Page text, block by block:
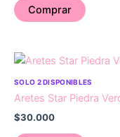
Comprar
SOLO 2 DISPONIBLES
Aretes Star Piedra
$30.000